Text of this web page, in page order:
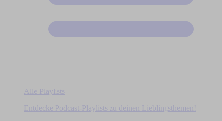
Alle Playlists
Entdecke Podcast-Playlists zu deinen Lieblingsthemen!